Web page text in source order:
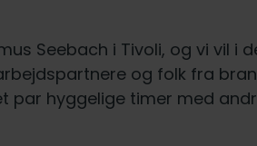
Seebach i Tivoli, og vi vil i
og folk fra
par hyggelige timer med